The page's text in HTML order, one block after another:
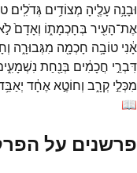
וּבָנָ֥ה עָלֶ֖יהָ מְצוֹדִ֥ים גְּדֹלִֽים׃
אֶת־הָעִ֖יר בְּחָכְמָת֑וֹ וְאָדָם֙
אָ֔נִי טוֹבָ֥ה חָכְמָ֖ה מִגְּבוּרָ֑ה
דִּבְרֵ֣י חֲכָמִ֔ים בְּנַ֖חַת
מִכְּלֵ֣י קְרָ֑ב וְחוֹטֶ֣אאֶחָ֔ד
📖
פרשנים על